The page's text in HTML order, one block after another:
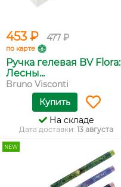
453 ₽ 477 ₽
по карте
Ручка гелевая BV Flora:
Лесны...
Bruno Visconti
Купить
На складе
Дата доставки: 13 августа
NEW